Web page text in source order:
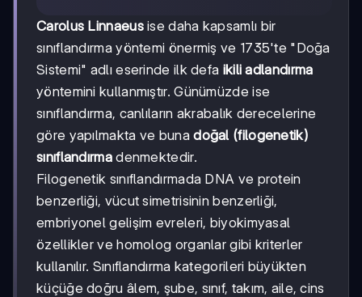
Carolus Linnaeusise daha kapsamlı bir
sınıflandırma yöntemi önermiş ve 1735'te "Doğa
Sistemi" adlı eserinde ilk defa ikili adlandırma
yöntemini kullanmıştır. Günümüzde ise
sınıflandırma, canlıların akrabalık derecelerine
göre yapılmakta ve bunadoğal (filogenetik)
sınıflandırmadenmektedir.
Filogenetik sınıflandırmada DNA ve protein
benzerliği, vücut simetrisinin benzerliği,
embriyonel gelişim evreleri, biyokimyasal
özellikler ve homolog organlar gibi kriterler
kullanılır. Sınıflandırma kategorileri büyükten
küçüğe doğru âlem, şube, sınıf, takım, aile, cins